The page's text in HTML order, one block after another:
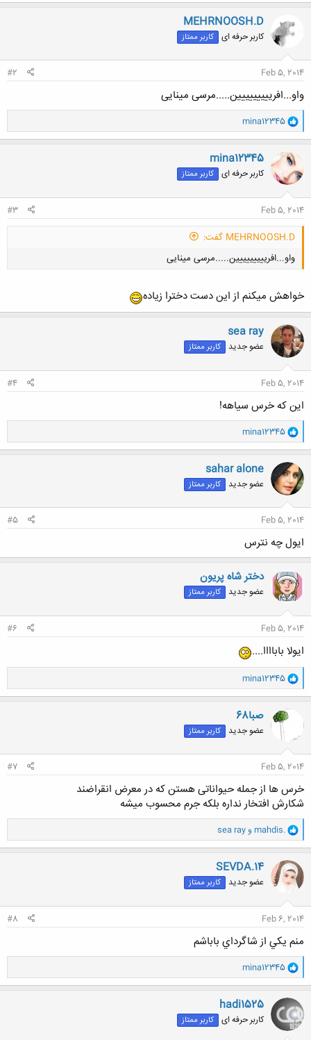
MEHRNOOSH.D
کاربر حرفه ای کاربر ممتاز
Feb 5, 2014
#2
واو...افرییییییییین.....مرسی مینایی
و
ا
ک
ن
ش
ه
ا
mina12345
mina12345
کاربر حرفه ای کاربر ممتاز
Feb 5, 2014
#3
MEHRNOOSH.D گفت:
واو...افرییییییییین.....مرسی مینایی
کلیک کنید تا باز شود...
خواهش ميكنم از اين دست دخترا زياده
sea ray
عضو جدید کاربر ممتاز
Feb 5, 2014
#4
این که خرس سیاهه!
و
ا
ک
ن
ش
ه
ا
mina12345
sahar alone
عضو جدید کاربر ممتاز
Feb 5, 2014
#5
ایول چه نترس
دختر شاه پریون
عضو جدید کاربر ممتاز
Feb 5, 2014
#6
ایولا باباااا....
و
ا
ک
ن
ش
ه
mina12345
صبا68
عضو جدید کاربر ممتاز
Feb 5, 2014
#7
خرس ها از جمله حیواناتی هستن که در معرض انقراضند
شکارش افتخار نداره بلکه جرم محسوب میشه
و
ا
ک
ن
ش
ه
mahdis. وsea ray
SEVDA.14
عضو جدید کاربر ممتاز
Feb 6, 2014
#8
منم يكي از شاگرداي باباشم
و
ا
ک
ن
ش
ه
ا
mina12345
hadi1525
کاربر حرفه ای کاربر ممتاز